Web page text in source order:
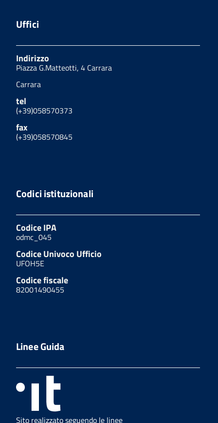
Uffici
Indirizzo
Piazza G.Matteotti, 4 Carrara
Carrara
tel
(+39)058570373
fax
(+39)058570845
Codici istituzionali
Codice IPA
odmc_045
Codice Univoco Ufficio
UFOH5E
Codice fiscale
82001490455
Linee Guida
Sito realizzato seguendo le linee